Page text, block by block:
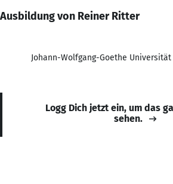
Ausbildung von Reiner Ritter
Johann-Wolfgang-Goethe
Logg Dich jetzt ein, um das
sehen.